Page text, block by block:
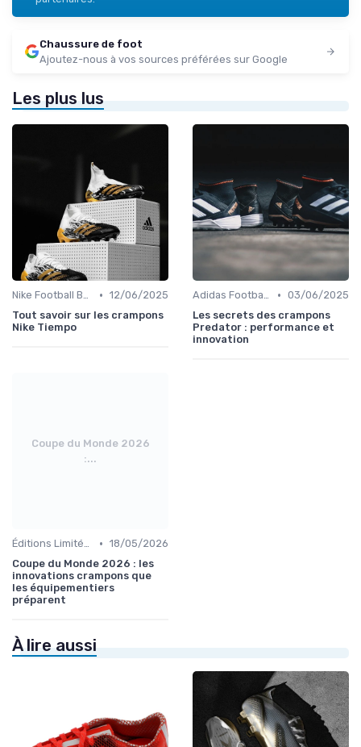
Chaussure de foot
Ajoutez-nous à vos sources préférées sur Google
Les plus lus
Nike Football Boots • 12/06/2025
Tout savoir sur les crampons
Nike Tiempo
Adidas Football Boots • 03/06/2025
Les secrets des crampons
Predator : performance et
innovation
Coupe du Monde 2026
:...
Éditions Limitées et Collaborations • 18/05/2026
Coupe du Monde 2026 : les
innovations crampons que
les équipementiers
préparent
À lire aussi